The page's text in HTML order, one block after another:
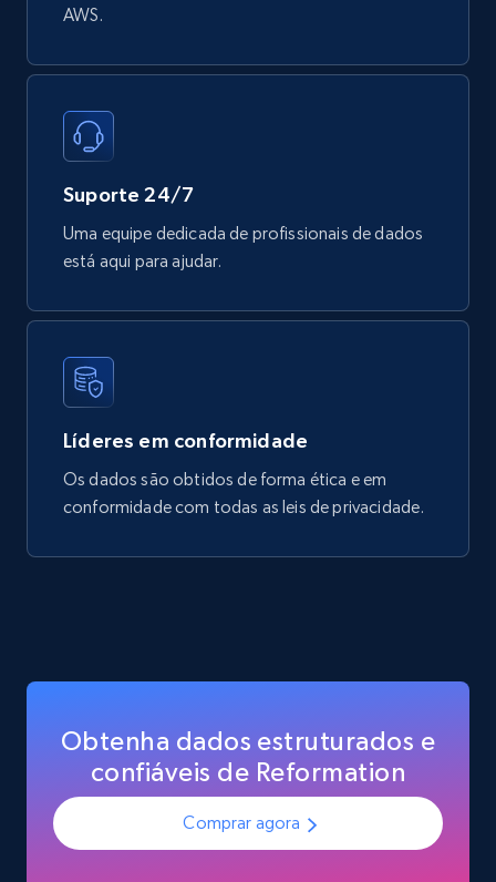
part number, Manufacturer, Image, Image high,
719+
AWS.
Suporte 24/7
Uma equipe dedicada de profissionais de dados
está aqui para ajudar.
Líderes em conformidade
Os dados são obtidos de forma ética e em
conformidade com todas as leis de privacidade.
Obtenha dados estruturados e
confiáveis de Reformation
Comprar agora